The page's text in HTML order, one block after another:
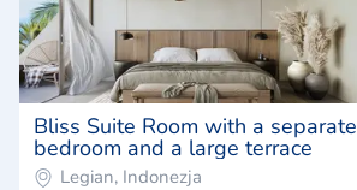
Bliss Suite Room with a separate
bedroom and a large terrace
Legian, Indonezja